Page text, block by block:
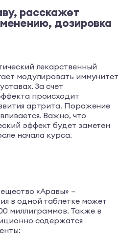
расскажет
дозировка
лекарственный
модулировать иммунитет
За счет
происходит
артрита. Поражение
Важно, что
эффект будет заметен
начала курса.
«Аравы» –
в одной таблетке может
миллиграммов. Также в
содержатся